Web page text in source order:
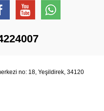
no: 18, Yeşildirek, 34120